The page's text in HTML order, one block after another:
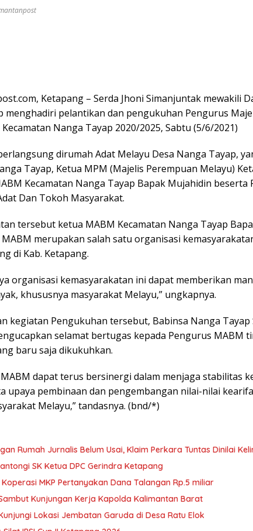
Ketapang – Serda Jhoni Simanjuntak mewakili
menghadiri pelantikan dan pengukuhan Pengurus
Nanga Tayap 2020/2025, Sabtu (5/6/2021)
dirumah Adat Melayu Desa Nanga Tayap,
Tayap, Ketua MPM (Majelis Perempuan Melayu)
Kecamatan Nanga Tayap Bapak Mujahidin beserta
Dan Tokoh Masyarakat.
tersebut ketua MABM Kecamatan Nanga Tayap
merupakan salah satu organisasi
di Kab. Ketapang.
organisasi kemasyarakatan ini dapat memberikan
khususnya masyarakat Melayu,” ungkapnya.
kegiatan Pengukuhan tersebut, Babinsa Nanga Tayap
selamat bertugas kepada Pengurus MABM
baru saja dikukuhkan.
dapat terus bersinergi dalam menjaga stabilitas
upaya pembinaan dan pengembangan nilai-nilai
Melayu,” tandasnya. (bnd/*)
Rumah Jurnalis Belum Usai, Klaim Perkara Tuntas Dinilai
SK Ketua DPC Gerindra Ketapang
MKP Pertanyakan Dana Talangan Rp.5 miliar
Kunjungan Kerja Kapolda Kalimantan Barat
Lokasi Jembatan Garuda di Desa Ratu Elok